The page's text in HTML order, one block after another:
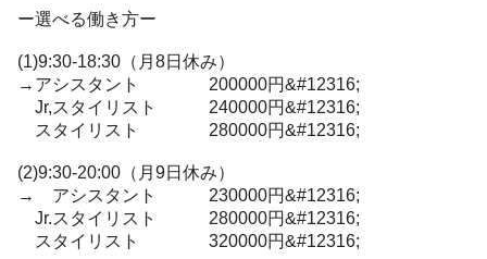
ー選べる働き方ー
(1)9:30-18:30（月8日休み）
→アシスタント 200000円&#12316;
Jr,スタイリスト 240000円&#12316;
スタイリスト 280000円&#12316;
(2)9:30-20:00（月9日休み）
→ アシスタント 230000円&#12316;
Jr.スタイリスト 280000円&#12316;
スタイリスト 320000円&#12316;